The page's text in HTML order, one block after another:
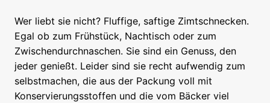
Wer liebt sie nicht? Fluffige, saftige Zimtschnecken.
Egal ob zum Frühstück, Nachtisch oder zum
Zwischendurchnaschen. Sie sind ein Genuss, den
jeder genießt. Leider sind sie recht aufwendig zum
selbstmachen, die aus der Packung voll mit
Konservierungsstoffen und die vom Bäcker viel